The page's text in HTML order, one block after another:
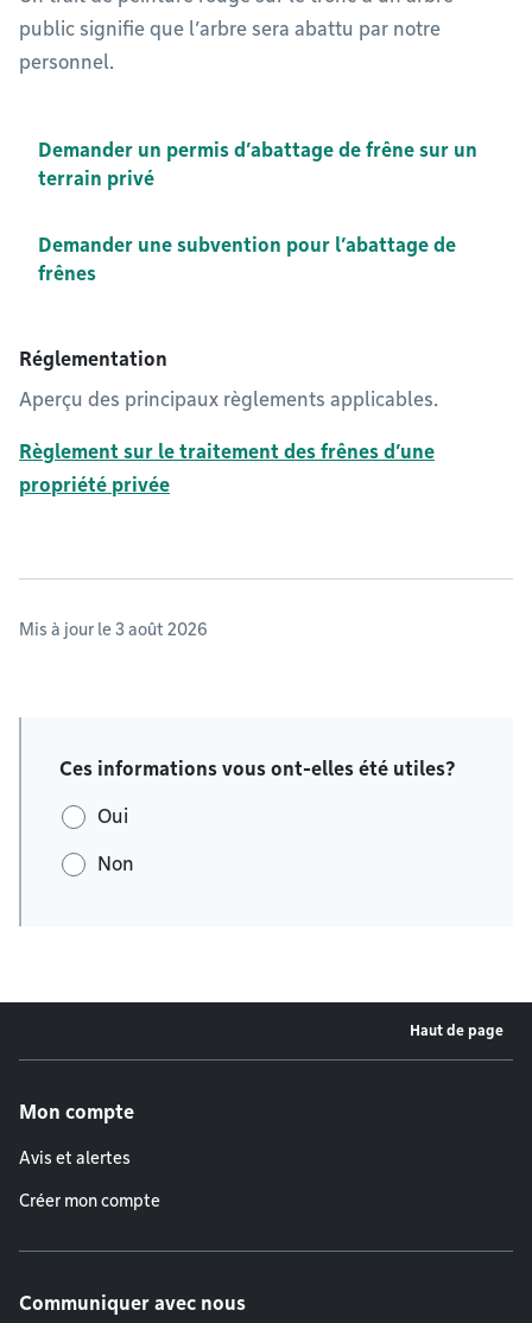
public signifie que l’arbre sera abattu par notre
personnel.
Demander un permis d’abattage de frêne sur un
terrain privé
Demander une subvention pour l’abattage de
frênes
Réglementation
Aperçu des principaux règlements applicables.
Règlement sur le traitement des frênes d’une
propriété privée
Mis à jour le 3 août 2026
Ces informations vous ont-elles été utiles?
Oui
Non
Haut de page
Mon compte
Avis et alertes
Créer mon compte
Communiquer avec nous